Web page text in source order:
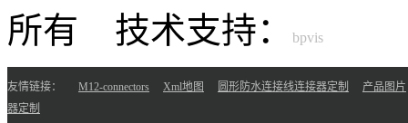
所有 技术支持：
友情链接： M12-connectors Xml地图 圆形防水连接线连接器定制
产品图片
器定制